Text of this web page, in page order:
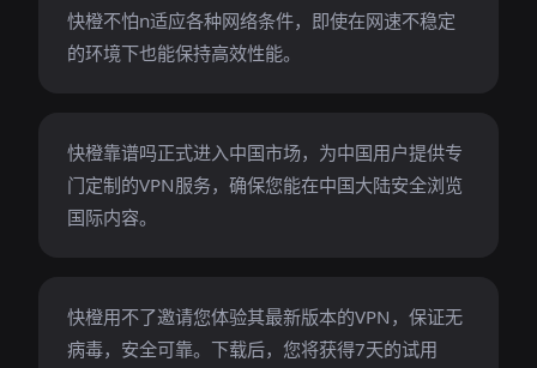
快橙不怕n适应各种网络条件，即使在网速不稳定
的环境下也能保持高效性能。
快橙靠谱吗正式进入中国市场，为中国用户提供专
门定制的VPN服务，确保您能在中国大陆安全浏览
国际内容。
快橙用不了邀请您体验其最新版本的VPN，保证无
病毒，安全可靠。下载后，您将获得7天的试用